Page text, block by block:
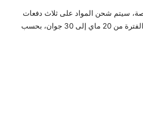
سيتم شحن المواد على ثلاث دفعات
بواقع 25 ألف طن في الفترة من 20 ماي إلى 30 جوان، بحسب